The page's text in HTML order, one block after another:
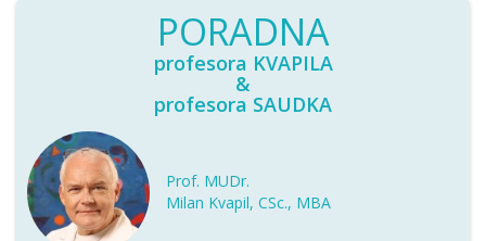
PORADNA
profesora KVAPILA
&
profesora SAUDKA
Prof. MUDr.
Milan Kvapil, CSc., MBA